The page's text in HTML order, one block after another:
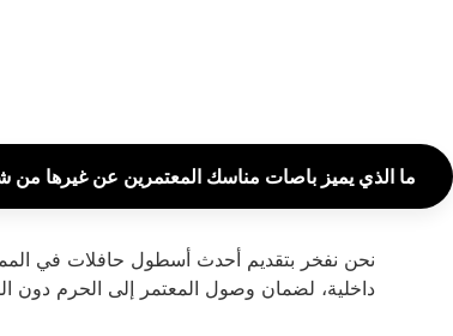
ما الذي يميز باصات مناسك المعتمرين عن غيرها من
داخلية، لضمان وصول المعتمر إلى الحرم دون